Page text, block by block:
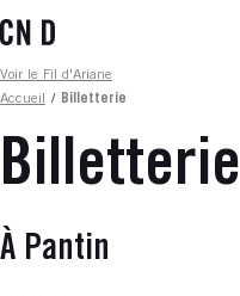
au
principal
Fil d'ariane
Voir le Fil d'Ariane
Accueil
/ Billetterie
Billetterie
À Pantin